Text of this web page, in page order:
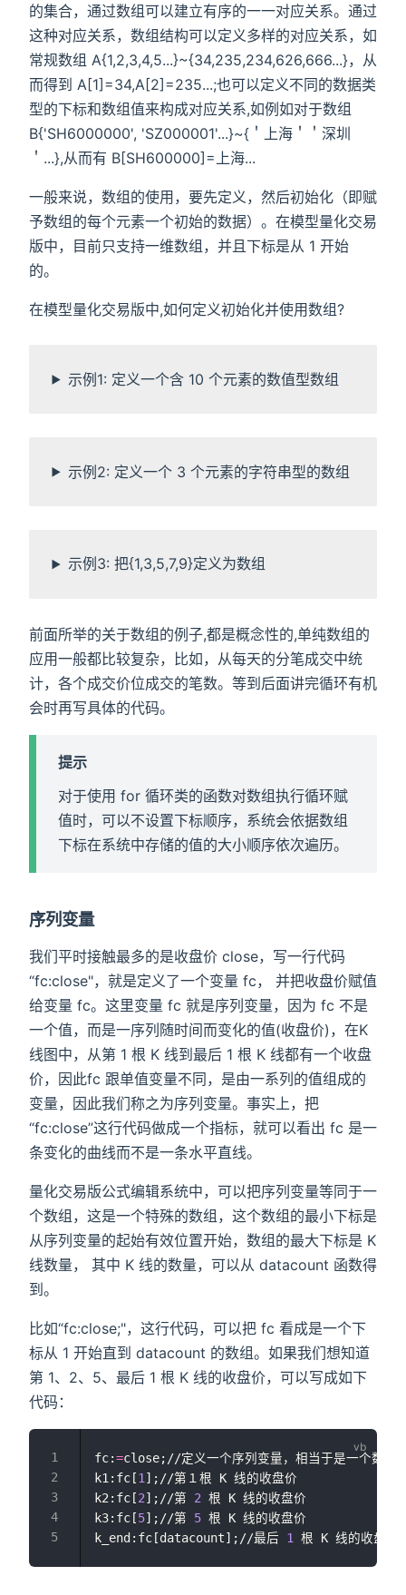
的集合，通过数组可以建立有序的一一对应关系。通过
这种对应关系，数组结构可以定义多样的对应关系，如
常规数组 A{1,2,3,4,5...}~{34,235,234,626,666...}，从
而得到 A[1]=34,A[2]=235...;也可以定义不同的数据类
型的下标和数组值来构成对应关系,如例如对于数组
B{'SH6000000', 'SZ000001'...}~{＇上海＇＇深圳
＇...},从而有 B[SH600000]=上海...
一般来说，数组的使用，要先定义，然后初始化（即赋
予数组的每个元素一个初始的数据）。在模型量化交易
版中，目前只支持一维数组，并且下标是从 1 开始
的。
在模型量化交易版中,如何定义初始化并使用数组?
示例1: 定义一个含 10 个元素的数值型数组
示例2: 定义一个 3 个元素的字符串型的数组
示例3: 把{1,3,5,7,9}定义为数组
前面所举的关于数组的例子,都是概念性的,单纯数组的
应用一般都比较复杂，比如，从每天的分笔成交中统
计，各个成交价位成交的笔数。等到后面讲完循环有机
会时再写具体的代码。
提示
对于使用 for 循环类的函数对数组执行循环赋
值时，可以不设置下标顺序，系统会依据数组
下标在系统中存储的值的大小顺序依次遍历。
序列变量
我们平时接触最多的是收盘价 close，写一行代码
“fc:close"，就是定义了一个变量 fc， 并把收盘价赋值
给变量 fc。这里变量 fc 就是序列变量，因为 fc 不是
一个值，而是一序列随时间而变化的值(收盘价)，在K
线图中，从第 1 根 K 线到最后 1 根 K 线都有一个收盘
价，因此fc 跟单值变量不同，是由一系列的值组成的
变量，因此我们称之为序列变量。事实上，把
“fc:close”这行代码做成一个指标，就可以看出 fc 是一
条变化的曲线而不是一条水平直线。
量化交易版公式编辑系统中，可以把序列变量等同于一
个数组，这是一个特殊的数组，这个数组的最小下标是
从序列变量的起始有效位置开始，数组的最大下标是 K
线数量， 其中 K 线的数量，可以从 datacount 函数得
到。
比如“fc:close;"，这行代码，可以把 fc 看成是一个下
标从 1 开始直到 datacount 的数组。如果我们想知道
第 1、2、5、最后 1 根 K 线的收盘价，可以写成如下
代码：
fc:=close;//定义一个序列变量，相当于是一个数组
k1:fc[1 ];//第１根 K 线的收盘价
k2:fc[2];//第 2 根 K 线的收盘价
k3:fc[5];//第 5 根 K 线的收盘价
k_end:fc[datacount];//最后 1 根 K 线的收盘价